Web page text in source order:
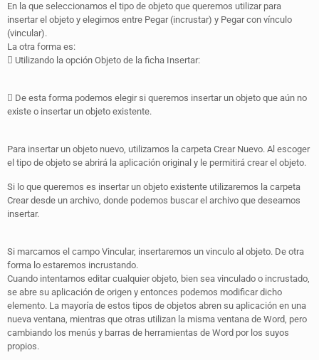
En la que seleccionamos el tipo de objeto que queremos utilizar para
insertar el objeto y elegimos entre Pegar (incrustar) y Pegar con vínculo
(vincular).
La otra forma es:
 Utilizando la opción Objeto de la ficha Insertar:
 De esta forma podemos elegir si queremos insertar un objeto que aún no
existe o insertar un objeto existente.
Para insertar un objeto nuevo, utilizamos la carpeta Crear Nuevo. Al escoger
el tipo de objeto se abrirá la aplicación original y le permitirá crear el objeto.
Si lo que queremos es insertar un objeto existente utilizaremos la carpeta
Crear desde un archivo, donde podemos buscar el archivo que deseamos
insertar.
Si marcamos el campo Vincular, insertaremos un vinculo al objeto. De otra
forma lo estaremos incrustando.
Cuando intentamos editar cualquier objeto, bien sea vinculado o incrustado,
se abre su aplicación de origen y entonces podemos modificar dicho
elemento. La mayoría de estos tipos de objetos abren su aplicación en una
nueva ventana, mientras que otras utilizan la misma ventana de Word, pero
cambiando los menús y barras de herramientas de Word por los suyos
propios.